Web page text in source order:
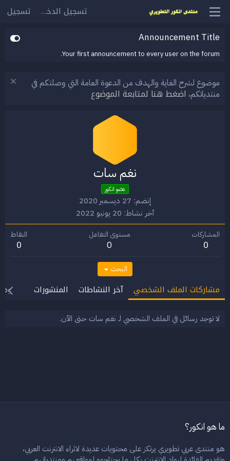
تسجيل الدخول تسجيل
Announcement Title
Your first announcement to every user on the forum.
موضوع لشرح الغاية والهدف من الدعوة العامة التي وصلتكم في
منتدياتكم، اضغط هنا لمتابعة الموضوع
نغم سات
عضو انكور
إنضم 27 ديسمبر 2020
آخر نشاط 20 يونيو 2022
المشاركات
0
مستوى التفاعل
0
النقاط
0
البحث
مشاركات الملف الشخصي آخر النشاطات المنشورات
لا توجد رسائل في الملف الشخصي لـ نغم سات حتى الآن.
ما هو انكور؟
هو منتدى عربي تطويري يرتكز على محتويات عديدة لاثراء الانترنت العربي،